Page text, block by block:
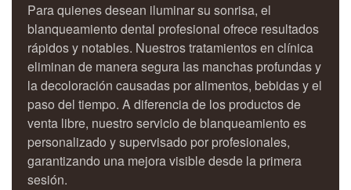
Para quienes desean iluminar su sonrisa, el
blanqueamiento dental profesional ofrece resultados
rápidos y notables. Nuestros tratamientos en clínica
eliminan de manera segura las manchas profundas y
la decoloración causadas por alimentos, bebidas y el
paso del tiempo. A diferencia de los productos de
venta libre, nuestro servicio de blanqueamiento es
personalizado y supervisado por profesionales,
garantizando una mejora visible desde la primera
sesión.